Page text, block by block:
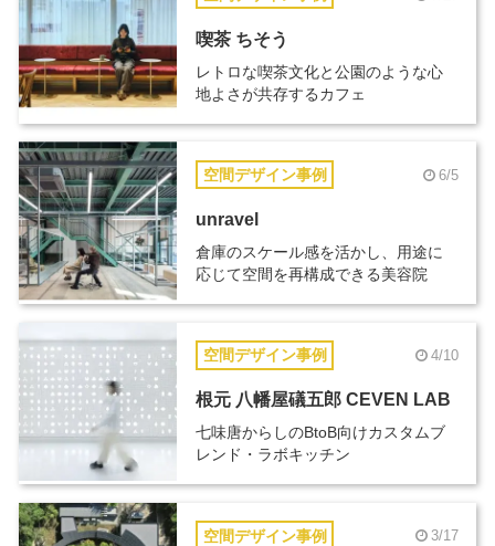
喫茶 ちそう
レトロな喫茶文化と公園のような心
地よさが共存するカフェ
空間デザイン事例 6/5
unravel
倉庫のスケール感を活かし、用途に
応じて空間を再構成できる美容院
空間デザイン事例 4/10
根元 八幡屋礒五郎 CEVEN LAB
七味唐からしのBtoB向けカスタムブ
レンド・ラボキッチン
空間デザイン事例 3/17